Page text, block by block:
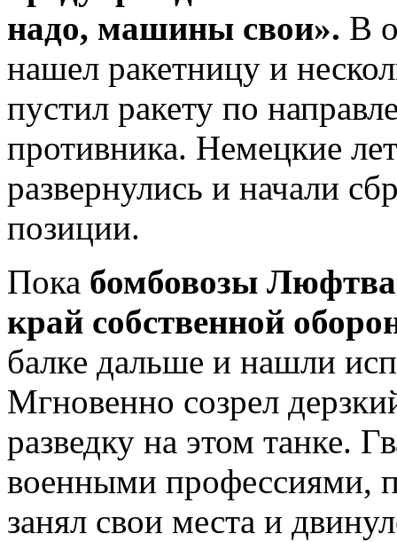
надо, машины свои». В
нашел ракетницу и
пустил ракету по
противника. Немецкие
развернулись и начали
позиции.
Пока бомбовозы
край собственной
балке дальше и нашли
Мгновенно созрел
разведку на этом танке.
военными профессиями,
занял свои места и